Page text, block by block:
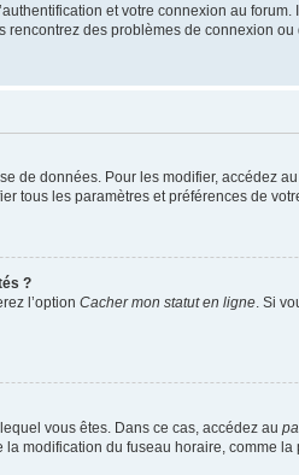
et votre connexion au
des problèmes de connexion
de données. Pour les modifier, accédez au
tous les paramètres et préférences de
?
l’option Cacher mon statut en ligne . Si
vous êtes. Dans ce cas, accédez au
modification du fuseau horaire, comme